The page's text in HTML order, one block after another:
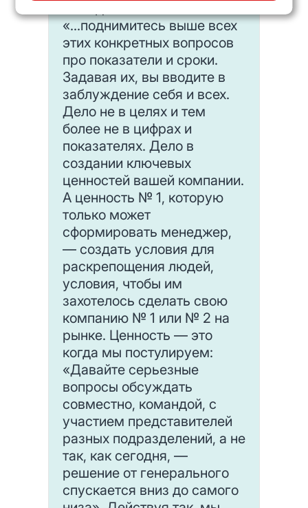
«...поднимитесь выше всех
этих конкретных вопросов
про показатели и сроки.
Задавая их, вы вводите в
заблуждение себя и всех.
Дело не в целях и тем
более не в цифрах и
показателях. Дело в
создании ключевых
ценностей вашей компании.
А ценность № 1, которую
только может
сформировать менеджер,
— создать условия для
раскрепощения людей,
условия, чтобы им
захотелось сделать свою
компанию № 1 или № 2 на
рынке. Ценность — это
когда мы постулируем:
«Давайте серьезные
вопросы обсуждать
совместно, командой, с
участием представителей
разных подразделений, а не
так, как сегодня, —
решение от генерального
спускается вниз до самого